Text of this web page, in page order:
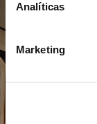
Analíticas
Marketing